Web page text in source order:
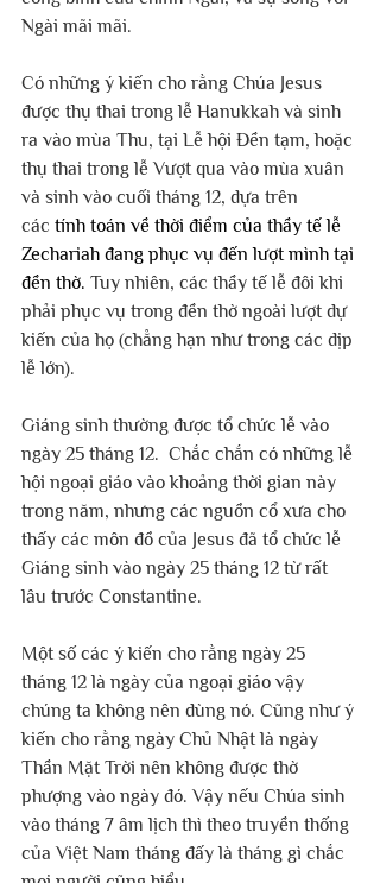
Ngài mãi mãi.
Có những ý kiến ​​cho rằng Chúa Jesus
được thụ thai trong lễ Hanukkah và sinh
ra vào mùa Thu, tại Lễ hội Đền tạm, hoặc
thụ thai trong lễ Vượt qua vào mùa xuân
và sinh vào cuối tháng 12, dựa trên
các tính toán về thời điểm của thầy tế lễ
Zechariah đang phục vụ đến lượt mình tại
đền thờ. Tuy nhiên, các thầy tế lễ đôi khi
phải phục vụ trong đền thờ ngoài lượt dự
kiến ​​của họ (chẳng hạn như trong các dịp
lễ lớn).
Giáng sinh thường được tổ chức lễ vào
ngày 25 tháng 12.  Chắc chắn có những lễ
hội ngoại giáo vào khoảng thời gian này
trong năm, nhưng các nguồn cổ xưa cho
thấy các môn đồ của Jesus đã tổ chức lễ
Giáng sinh vào ngày 25 tháng 12 từ rất
lâu trước Constantine.
Một số các ý kiến cho rằng ngày 25
tháng 12 là ngày của ngoại giáo vậy
chúng ta không nên dùng nó. Cũng như ý
kiến cho rằng ngày Chủ Nhật là ngày
Thần Mặt Trời nên không được thờ
phượng vào ngày đó. Vậy nếu Chúa sinh
vào tháng 7 âm lịch thì theo truyền thống
của Việt Nam tháng đấy là tháng gì chắc